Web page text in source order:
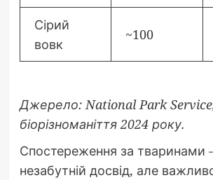
Сірий
вовк
~100
Джерело: National Park Service,
біорізноманіття 2024 року.
Спостереження за тваринами
незабутній досвід, але